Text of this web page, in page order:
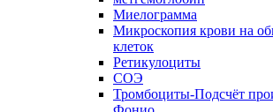
Миелограмма
Микроскопия крови на
клеток
Ретикулоциты
СОЭ
Тромбоциты-Подсчёт